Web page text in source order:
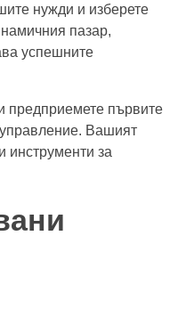
нужди и изберете
пазар,
успешните
предприемете първите
Вашият
инструменти за